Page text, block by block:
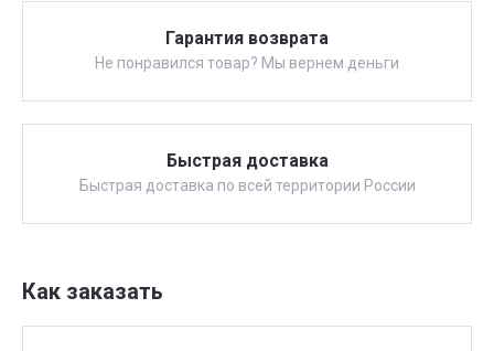
Гарантия возврата
Не понравился товар? Мы вернем деньги
Быстрая доставка
Быстрая доставка по всей территории России
Как заказать